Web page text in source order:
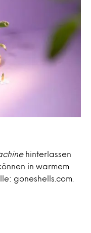
hinterlassen
in warmem
goneshells.com.